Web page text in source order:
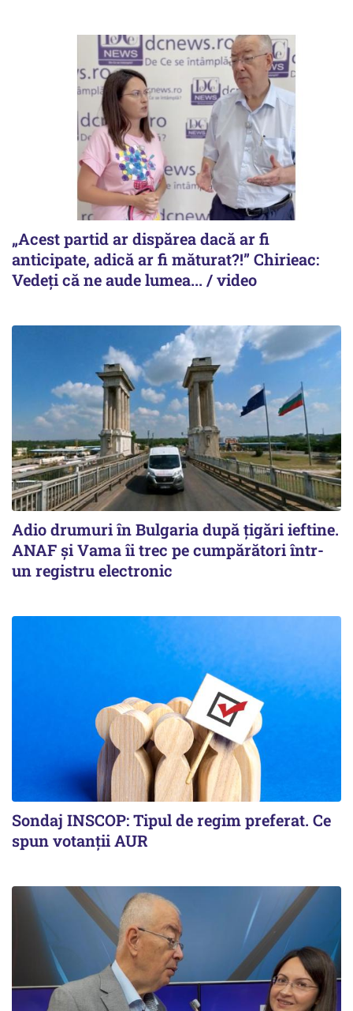
„Acest partid ar dispărea dacă ar fi
anticipate, adică ar fi măturat?!” Chirieac:
Vedeți că ne aude lumea... / video
Adio drumuri în Bulgaria după țigări ieftine.
ANAF și Vama îi trec pe cumpărători într-
un registru electronic
Sondaj INSCOP: Tipul de regim preferat. Ce
spun votanții AUR